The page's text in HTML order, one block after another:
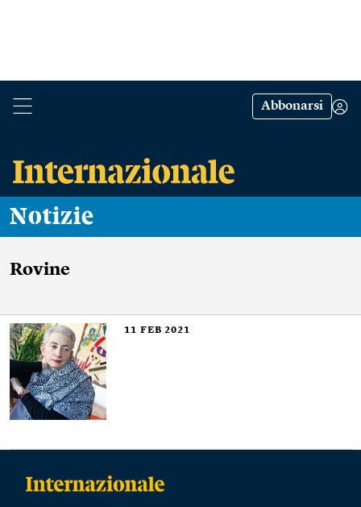
Abbonarsi
Notizie
Rovine
11 FEB 2021